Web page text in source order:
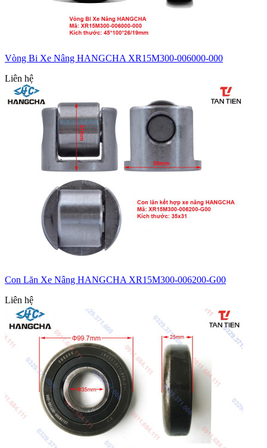
Vòng Bi Xe Nâng HANGCHA XR15M300-006000-000
Liên hệ
Con Lăn Xe Nâng HANGCHA XR15M300-006200-G00
Liên hệ